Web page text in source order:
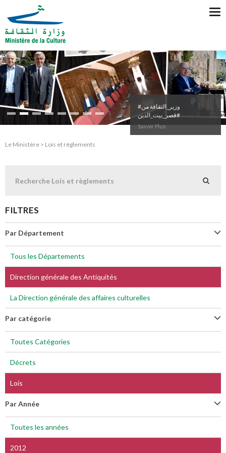
#وزير_الثقافة من
#قصر_بيت_الدين
Savoir Plus
Le Ministère > Lois et règlements
FILTRES
Par Département
Tous les Départements
Direction générale des Antiquités
La Direction générale des affaires culturelles
Par catégorie
Toutes Catégories
Décrets
Lois
Par Année
Toutes les années
2012